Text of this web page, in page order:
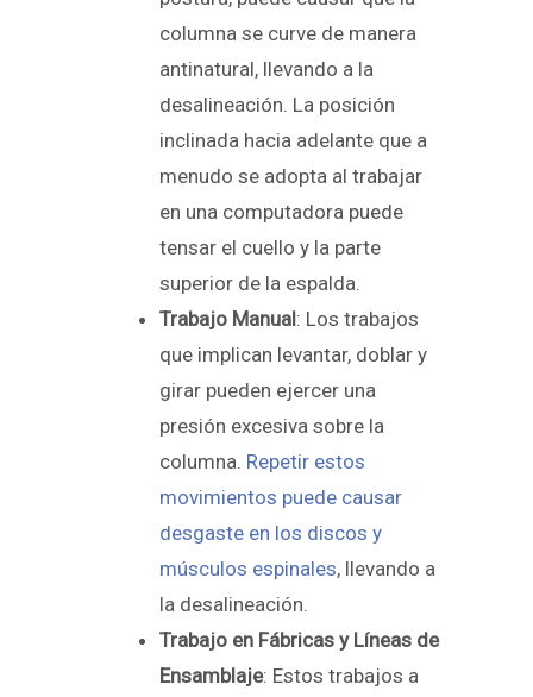
columna se curve de manera
antinatural, llevando a la
desalineación. La posición
inclinada hacia adelante que a
menudo se adopta al trabajar
en una computadora puede
tensar el cuello y la parte
superior de la espalda.
Trabajo Manual: Los trabajos
que implican levantar, doblar y
girar pueden ejercer una
presión excesiva sobre la
columna. Repetir estos
movimientos puede causar
desgaste en los discos y
músculos espinales, llevando a
la desalineación.
Trabajo en Fábricas y Líneas de
Ensamblaje: Estos trabajos a